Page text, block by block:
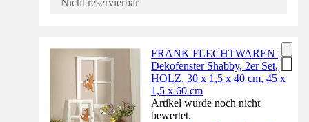
FRANK FLECHTWAREN |
Dekofenster Shabby, 2er Set,
HOLZ, 30 x 1,5 x 40 cm, 45 x
1,5 x 60 cm
Artikel wurde noch nicht
bewertet.